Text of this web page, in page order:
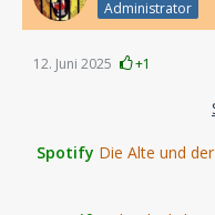
Administrator
12. Juni 2025 +1
Spotify Die Alte und